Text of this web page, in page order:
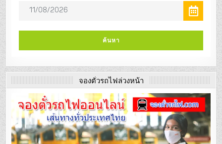
จองตั๋วรถไฟล่วงหน้า